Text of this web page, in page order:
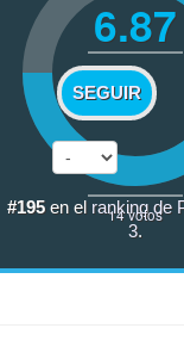
6.87
SEGUIR
14votos
#195en el ranking de
3.